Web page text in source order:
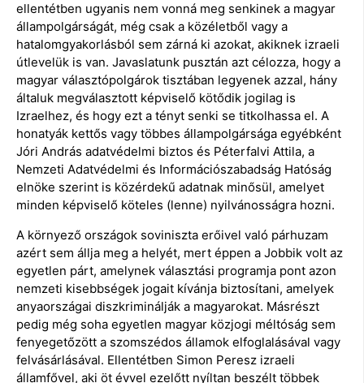
ellentétben ugyanis nem vonná meg senkinek a magyar
állampolgárságát, még csak a közéletből vagy a
hatalomgyakorlásból sem zárná ki azokat, akiknek izraeli
útlevelük is van. Javaslatunk pusztán azt célozza, hogy a
magyar választópolgárok tisztában legyenek azzal, hány
általuk megválasztott képviselő kötődik jogilag is
Izraelhez, és hogy ezt a tényt senki se titkolhassa el. A
honatyák kettős vagy többes állampolgársága egyébként
Jóri András adatvédelmi biztos és Péterfalvi Attila, a
Nemzeti Adatvédelmi és Információszabadság Hatóság
elnöke szerint is közérdekű adatnak minősül, amelyet
minden képviselő köteles (lenne) nyilvánosságra hozni.
A környező országok soviniszta erőivel való párhuzam
azért sem állja meg a helyét, mert éppen a Jobbik volt az
egyetlen párt, amelynek választási programja pont azon
nemzeti kisebbségek jogait kívánja biztosítani, amelyek
anyaországai diszkriminálják a magyarokat. Másrészt
pedig még soha egyetlen magyar közjogi méltóság sem
fenyegetőzött a szomszédos államok elfoglalásával vagy
felvásárlásával. Ellentétben Simon Peresz izraeli
államfővel, aki öt évvel ezelőtt nyíltan beszélt többek